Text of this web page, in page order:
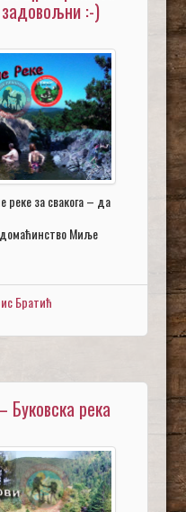
:-)
за свакога – да
Миље
Братић
река